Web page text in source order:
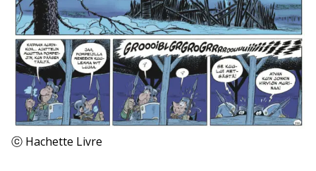
ⓒ Hachette Livre